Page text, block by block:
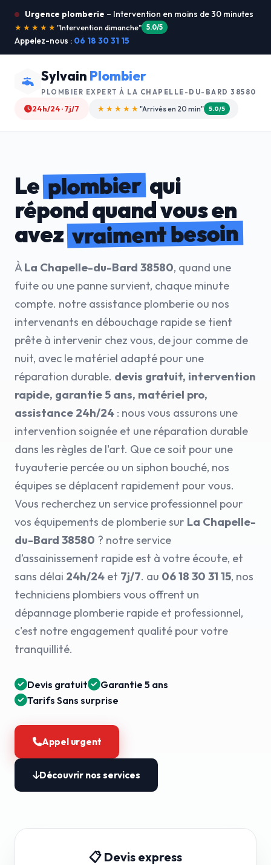
Urgence plomberie – Intervention en moins de 30 minutes
★★★★★"Je recommande !" 4.9/5
Appelez-nous : 06 18 30 31 15
Sylvain Plombier
PLOMBIER EXPERT À LA CHAPELLE-DU-BARD 38580
24h/24 · 7j/7 ★★★★☆ "Devis gratuit" 4.8/5
Leplombierqui
répond quand vous en
avezvraiment besoin
ÀLa Chapelle-du-Bard 38580, quand une
fuite ou une panne survient, chaque minute
compte. notre assistance plomberie ou nos
intervenants en débouchage rapide se tient
prête à intervenir chez vous, de jour comme de
nuit, avec le matériel adapté pour une
réparation durable. devis gratuit, intervention
rapide, garantie 5 ans, matériel pro,
assistance 24h/24 : nous vous assurons une
intervention soignée et une réparation durable
dans les règles de l'art. Que ce soit pour une
tuyauterie percée ou un siphon bouché, nos
équipes se déplacent rapidement pour vous.
Vous recherchez un service professionnel pour
vos équipements de plomberie sur La Chapelle-
du-Bard 38580 ? notre service
d’assainissement rapide est à votre écoute, et
sans délai 24h/24 et 7j/7. au 06 18 30 31 15, nos
techniciens plombiers vous offrent un
dépannage plomberie rapide et professionnel,
c'est notre engagement qualité pour votre
tranquillité.
Devis gratuit
Garantie 5 ans
Tarifs Sans surprise
Appel urgent
Découvrir nos services
📋 Devis express